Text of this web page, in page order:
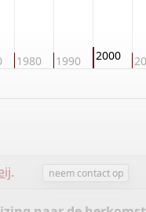
1980 1990 2000
. neem contact op